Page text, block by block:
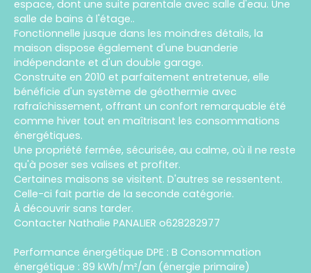
espace, dont une suite parentale avec salle d'eau. Une
salle de bains à l'étage..
Fonctionnelle jusque dans les moindres détails, la
maison dispose également d'une buanderie
indépendante et d'un double garage.
Construite en 2010 et parfaitement entretenue, elle
bénéficie d'un système de géothermie avec
rafraîchissement, offrant un confort remarquable été
comme hiver tout en maîtrisant les consommations
énergétiques.
Une propriété fermée, sécurisée, au calme, où il ne reste
qu'à poser ses valises et profiter.
Certaines maisons se visitent. D'autres se ressentent.
Celle-ci fait partie de la seconde catégorie.
À découvrir sans tarder.
Contacter Nathalie PANALIER o628282977
Performance énergétique DPE : B Consommation
énergétique : 89 kWh/m²/an (énergie primaire)